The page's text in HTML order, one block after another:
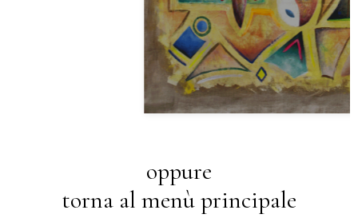
oppure
torna al menù principale